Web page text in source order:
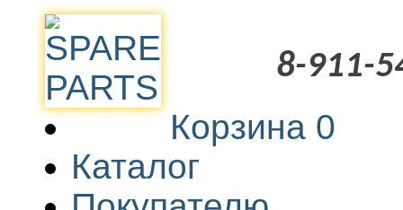
8-911-
Корзина 0
Каталог